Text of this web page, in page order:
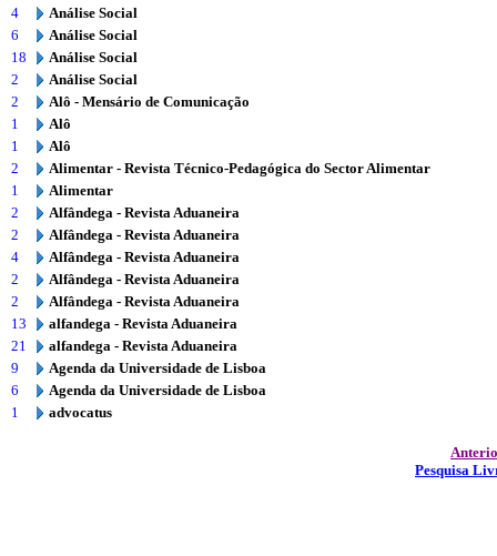
4
Análise Social
6
Análise Social
18
Análise Social
2
Análise Social
2
Alô - Mensário de Comunicação
1
Alô
1
Alô
2
Alimentar - Revista Técnico-Pedagógica do Sector Alimentar
1
Alimentar
2
Alfândega - Revista Aduaneira
2
Alfândega - Revista Aduaneira
4
Alfândega - Revista Aduaneira
2
Alfândega - Revista Aduaneira
2
Alfândega - Revista Aduaneira
13
alfandega - Revista Aduaneira
21
alfandega - Revista Aduaneira
9
Agenda da Universidade de Lisboa
6
Agenda da Universidade de Lisboa
1
advocatus
Pesquisa